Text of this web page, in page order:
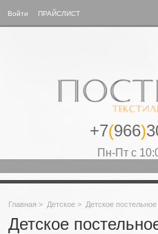
Войти ПРАЙСЛИСТ
+7(966)
Пн-Пт с
Главная > Детское > Детское
Детское